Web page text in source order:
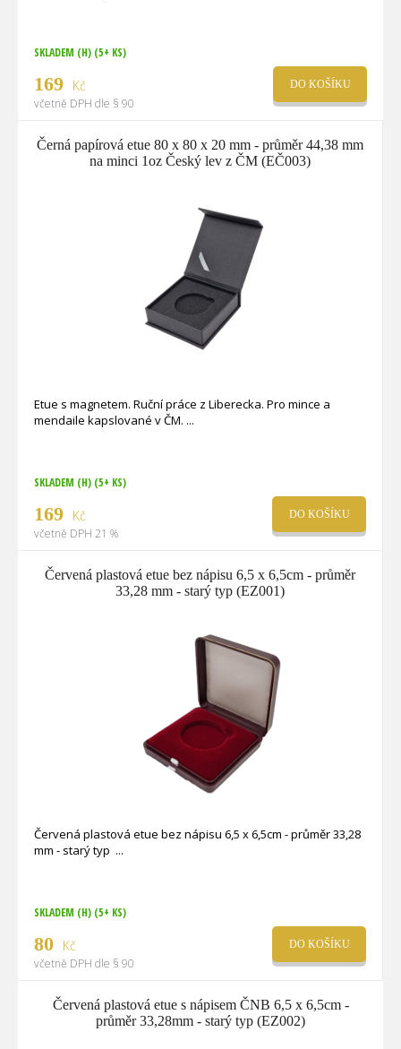
SKLADEM (H) (5+ KS)
169 Kč
včetně DPH dle § 90
DO KOŠÍKU
Černá papírová etue 80 x 80 x 20 mm - průměr 44,38 mm
na minci 1oz Český lev z ČM (EČ003)
Etue s magnetem. Ruční práce z Liberecka. Pro mince a
mendaile kapslované v ČM.
SKLADEM (H) (5+ KS)
169 Kč
včetně DPH 21 %
DO KOŠÍKU
Červená plastová etue bez nápisu 6,5 x 6,5cm - průměr
33,28 mm - starý typ (EZ001)
Červená plastová etue bez nápisu 6,5 x 6,5cm - průměr 33,28
mm - starý typ
SKLADEM (H) (5+ KS)
80 Kč
včetně DPH dle § 90
DO KOŠÍKU
Červená plastová etue s nápisem ČNB 6,5 x 6,5cm -
průměr 33,28mm - starý typ (EZ002)